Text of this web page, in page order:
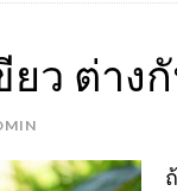
ว ต่าง